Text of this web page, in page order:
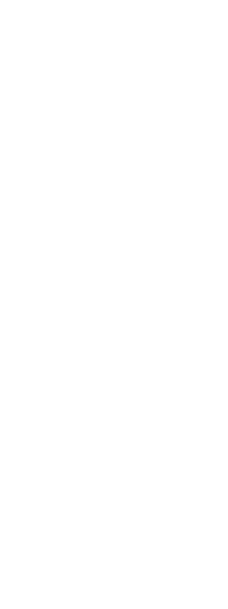
des cookies